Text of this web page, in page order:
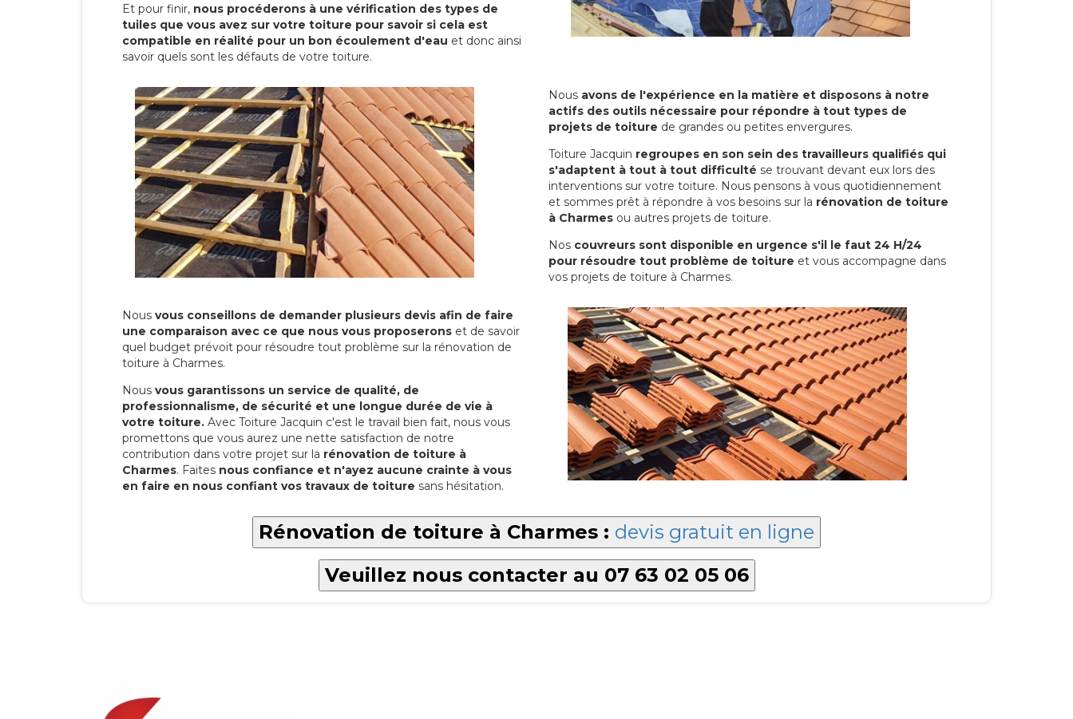
Et pour finir, nous procéderons à une vérification des types de
tuiles que vous avez sur votre toiture pour savoir si cela est
compatible en réalité pour un bon écoulement d'eau et donc ainsi
savoir quels sont les défauts de votre toiture.
Nous avons de l'expérience en la matière et disposons à notre
actifs des outils nécessaire pour répondre à tout types de
projets de toiture de grandes ou petites envergures.
Toiture Jacquin regroupes en son sein des travailleurs qualifiés qui
s'adaptent à tout à tout difficulté se trouvant devant eux lors des
interventions sur votre toiture. Nous pensons à vous quotidiennement
et sommes prêt à répondre à vos besoins sur la rénovation de toiture
à Charmes ou autres projets de toiture.
Nos couvreurs sont disponible en urgence s'il le faut 24 H/24
pour résoudre tout problème de toiture et vous accompagne dans
vos projets de toiture à Charmes.
Nous vous conseillons de demander plusieurs devis afin de faire
une comparaison avec ce que nous vous proposerons et de savoir
quel budget prévoit pour résoudre tout problème sur la rénovation de
toiture à Charmes.
Nous vous garantissons un service de qualité, de
professionnalisme, de sécurité et une longue durée de vie à
votre toiture. Avec Toiture Jacquin c'est le travail bien fait, nous vous
promettons que vous aurez une nette satisfaction de notre
contribution dans votre projet sur la rénovation de toiture à
Charmes. Faites nous confiance et n'ayez aucune crainte à vous
en faire en nous confiant vos travaux de toiture sans hésitation.
Rénovation de toiture à Charmes : devis gratuit en ligne
Veuillez nous contacter au 07 63 02 05 06